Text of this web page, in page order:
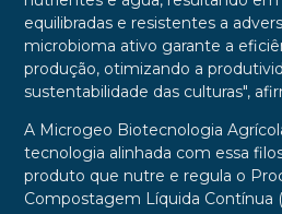
equilibradas e resistentes a
microbioma ativo garante a
produção, otimizando a
sustentabilidade das culturas",
A Microgeo Biotecnologia
tecnologia alinhada com essa
produto que nutre e regula o
Compostagem Líquida Contínua